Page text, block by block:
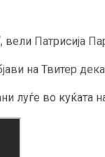
Патрисија
на Твитер
луѓе во куќата